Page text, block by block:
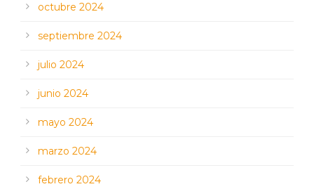
octubre 2024
septiembre 2024
julio 2024
junio 2024
mayo 2024
marzo 2024
febrero 2024